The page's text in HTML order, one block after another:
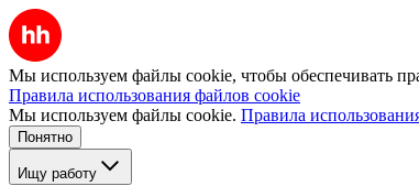
Мы используем файлы cookie, чтобы обеспечивать
Правила использования файлов cookie
Мы используем файлы cookie. Правила
Понятно
Ищу работу